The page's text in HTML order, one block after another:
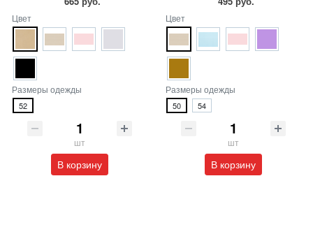
Цвет
Размеры одежды
52
шт
В корзину
Цвет
Размеры одежды
50 54
шт
В корзину